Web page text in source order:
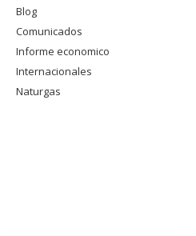
Blog
Comunicados
Informe economico
Internacionales
Naturgas